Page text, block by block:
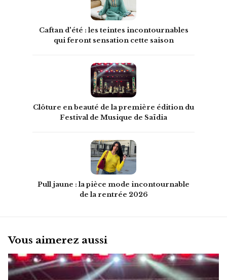
Caftan d'été : les teintes incontournables
qui feront sensation cette saison
Clôture en beauté de la première édition du
Festival de Musique de Saïdia
Pull jaune : la pièce mode incontournable
de la rentrée 2026
Vous aimerez aussi